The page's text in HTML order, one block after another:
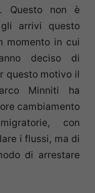
. Questo non è
arrivi questo
momento in cui
deciso di
questo motivo il
Minniti ha
cambiamento
con
i flussi, ma di
di arrestare